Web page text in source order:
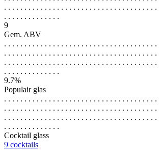
. . . . . . . . . . . . . . . . . . . . . . . . . . . . . . . . . . . . .
. . . . . . . . . . . . . .
9
Gem. ABV
. . . . . . . . . . . . . . . . . . . . . . . . . . . . . . . . . . . . .
. . . . . . . . . . . . . . . . . . . . . . . . . . . . . . . . . . . . .
. . . . . . . . . . . . . . . . . . . . . . . . . . . . . . . . . . . . .
. . . . . . . . . . . . . .
9.7%
Populair glas
. . . . . . . . . . . . . . . . . . . . . . . . . . . . . . . . . . . . .
. . . . . . . . . . . . . . . . . . . . . . . . . . . . . . . . . . . . .
. . . . . . . . . . . . . . . . . . . . . . . . . . . . . . . . . . . . .
. . . . . . . . . . . . . .
Cocktail glass
9 cocktails